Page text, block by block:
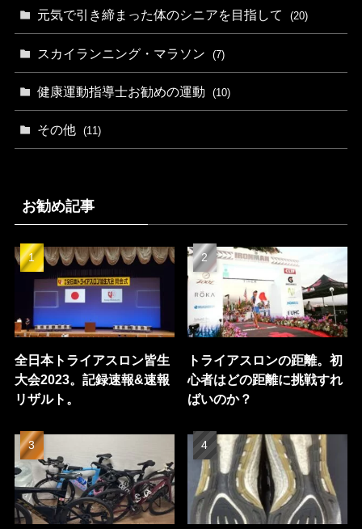
元気で引き締まった体のシニアを目指して (20)
スカイランニング・マラソン (7)
健康運動指導士お勧めの運動 (10)
その他 (11)
お勧め記事
全日本トライアスロン皆生
大会2023。記録速報&速報
リザルト。
トライアスロンの距離。初
心者はどの距離に挑戦すれ
ばいのか？